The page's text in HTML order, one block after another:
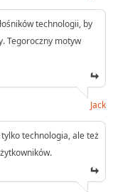
technologii, by
Tegoroczny motyw
Jack
technologia, ale też